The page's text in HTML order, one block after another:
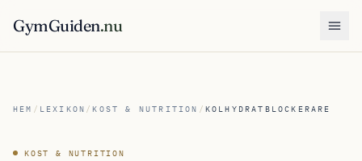
GymGuiden.nu
HEM / LEXIKON /KOST & NUTRITION / KOLHYDRATBLOCKERARE
KOST & NUTRITION